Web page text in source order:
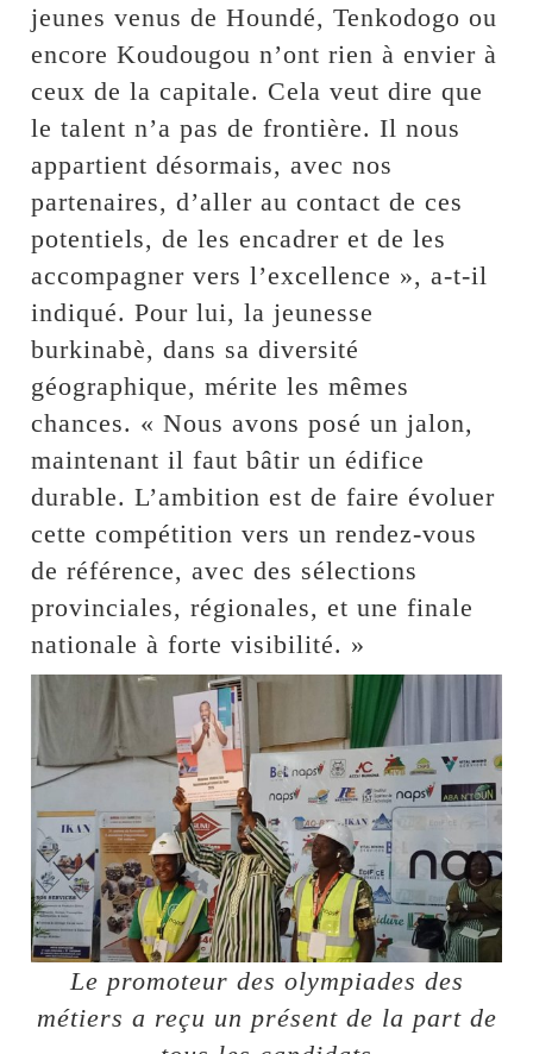
jeunes venus de Houndé, Tenkodogo ou
encore Koudougou n’ont rien à envier à
ceux de la capitale. Cela veut dire que
le talent n’a pas de frontière. Il nous
appartient désormais, avec nos
partenaires, d’aller au contact de ces
potentiels, de les encadrer et de les
accompagner vers l’excellence », a-t-il
indiqué. Pour lui, la jeunesse
burkinabè, dans sa diversité
géographique, mérite les mêmes
chances. « Nous avons posé un jalon,
maintenant il faut bâtir un édifice
durable. L’ambition est de faire évoluer
cette compétition vers un rendez-vous
de référence, avec des sélections
provinciales, régionales, et une finale
nationale à forte visibilité. »
Le promoteur des olympiades des
métiers a reçu un présent de la part de